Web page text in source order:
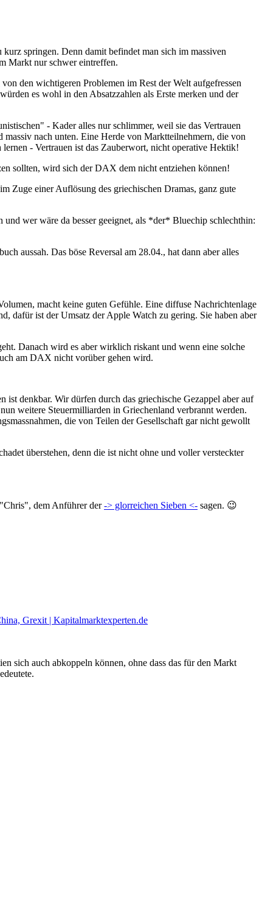
springen. Denn damit befindet man sich im massiven
Markt nur schwer eintreffen.
den wichtigeren Problemen im Rest der Welt aufgefressen
es wohl in den Absatzzahlen als Erste merken und der
- Kader alles nur schlimmer, weil sie das Vertrauen
nach unten. Eine Herde von Marktteilnehmern, die von
- Vertrauen ist das Zauberwort, nicht operative Hektik!
sollten, wird sich der DAX dem nicht entziehen können!
Zuge einer Auflösung des griechischen Dramas, ganz gute
wer wäre da besser geeignet, als *der* Bluechip schlechthin:
aussah. Das böse Reversal am 28.04., hat dann aber alles
macht keine guten Gefühle. Eine diffuse Nachrichtenlage
dafür ist der Umsatz der Apple Watch zu gering. Sie haben aber
Danach wird es aber wirklich riskant und wenn eine solche
am DAX nicht vorüber gehen wird.
denkbar. Wir dürfen durch das griechische Gezappel aber auf
weitere Steuermilliarden in Griechenland verbrannt werden.
die von Teilen der Gesellschaft gar nicht gewollt
überstehen, denn die ist nicht ohne und voller versteckter
dem Anführer der-> glorreichen Sieben <- sagen. 😉
Grexit | Kapitalmarktexperten.de
sich auch abkoppeln können, ohne dass das für den Markt